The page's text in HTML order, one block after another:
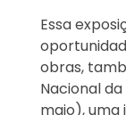
Essa
obras,
Nacional
maio),